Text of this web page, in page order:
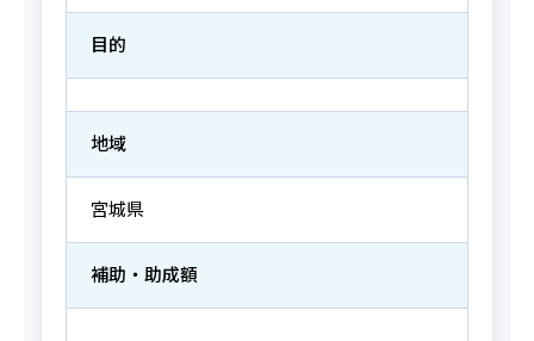
目的
地域
宮城県
補助・助成額